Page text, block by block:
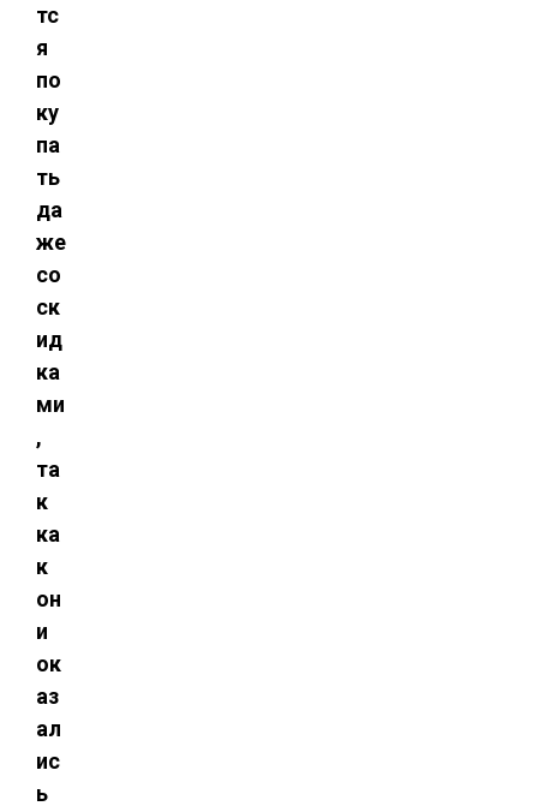
тс
я
по
ку
па
ть
да
же
со
ск
ид
ка
ми
,
та
к
ка
к
он
и
ок
аз
ал
ис
ь